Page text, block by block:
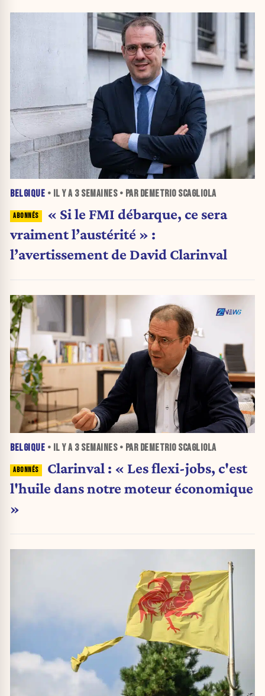
BELGIQUE • IL Y A 3 SEMAINES• PAR DEMETRIO SCAGLIOLA
« Si le FMI débarque, ce sera
vraiment l’austérité » :
l’avertissement de David Clarinval
BELGIQUE • IL Y A 3 SEMAINES• PAR DEMETRIO SCAGLIOLA
Clarinval : « Les flexi-jobs, c'est
l'huile dans notre moteur économique
»